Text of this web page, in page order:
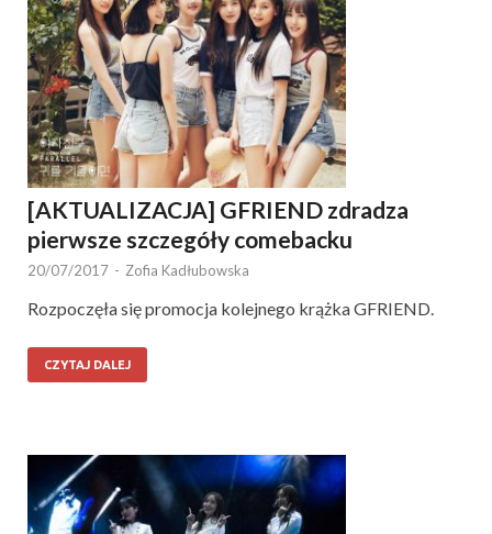
[AKTUALIZACJA] GFRIEND zdradza
pierwsze szczegóły comebacku
20/07/2017 - Zofia Kadłubowska
Rozpoczęła się promocja kolejnego krążka GFRIEND.
CZYTAJ DALEJ